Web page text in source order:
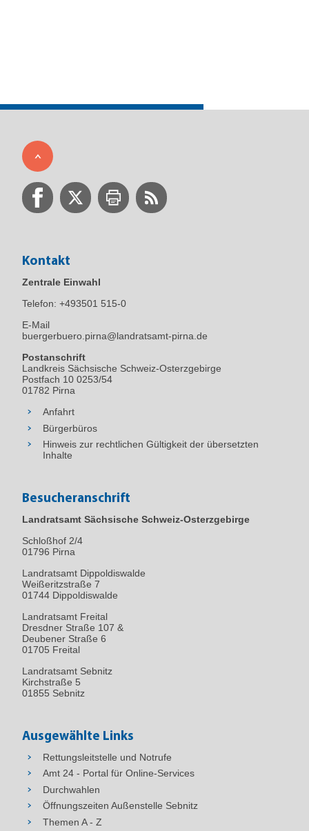
Kontakt
Zentrale Einwahl
Telefon: +493501 515-0
E-Mail
buergerbuero.pirna@landratsamt-pirna.de
Postanschrift
Landkreis Sächsische Schweiz-Osterzgebirge
Postfach 10 0253/54
01782 Pirna
Anfahrt
Bürgerbüros
Hinweis zur rechtlichen Gültigkeit der übersetzten
Inhalte
Besucheranschrift
Landratsamt Sächsische Schweiz-Osterzgebirge
Schloßhof 2/4
01796 Pirna
Landratsamt Dippoldiswalde
Weißeritzstraße 7
01744 Dippoldiswalde
Landratsamt Freital
Dresdner Straße 107 &
Deubener Straße 6
01705 Freital
Landratsamt Sebnitz
Kirchstraße 5
01855 Sebnitz
Ausgewählte Links
Rettungsleitstelle und Notrufe
Amt 24 - Portal für Online-Services
Durchwahlen
Öffnungszeiten Außenstelle Sebnitz
Themen A - Z